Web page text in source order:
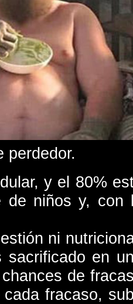
perdedor.
y el 80%
de niños y, con
ni
sacrificado en
de
fracaso,